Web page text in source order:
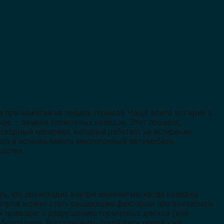
нажатии на педаль тормоза. Чаще всего это крик о
— замена тормозных колодок. Этот процесс,
материал, который работает на истирание.
и останавливать многотонный автомобиль.
что происходит внутри механизма, когда колодки
может стать решающим фактором при внезапном
к разрушению тормозных дисков (или